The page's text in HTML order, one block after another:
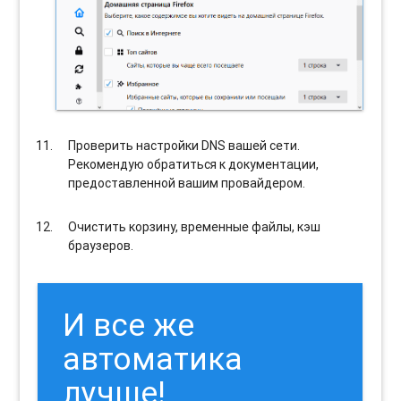
Проверить настройки DNS вашей сети.
Рекомендую обратиться к документации,
предоставленной вашим провайдером.
Очистить корзину, временные файлы, кэш
браузеров.
И все же
автоматика
лучше!